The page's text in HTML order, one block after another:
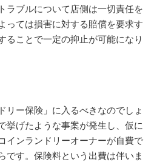
ラブルについて店側は一切責任を
っては損害に対する賠償を要求す
ることで一定の抑止が可能になり
リー保険」に入るべきなのでしょ
挙げたような事案が発生し、仮に
インランドリーオーナーが自費で
です。保険料という出費は伴いま